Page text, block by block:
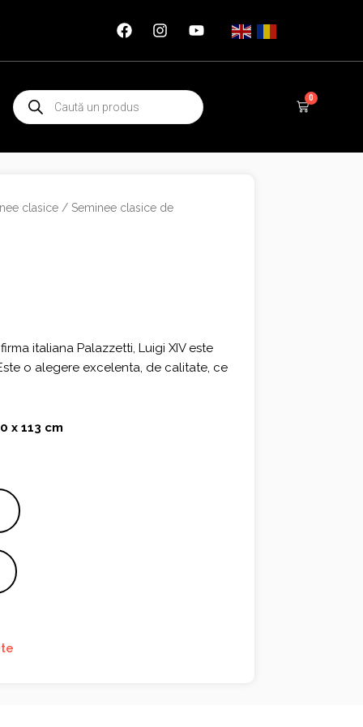
Products
search
0
Cart
clasice / Seminee clasice de
italiana Palazzetti, Luigi XIV este
o alegere excelenta, de calitate, ce
x 113 cm